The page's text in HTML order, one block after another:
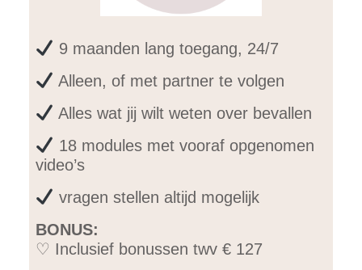
9 maanden lang toegang, 24/7
Alleen, of met partner te volgen
Alles wat jij wilt weten over bevallen
18 modules met vooraf opgenomen
video’s
vragen stellen altijd mogelijk
BONUS:
♡ Inclusief bonussen twv € 127